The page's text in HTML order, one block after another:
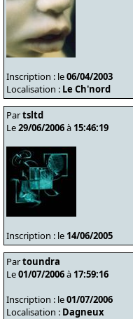
Inscription : le06/04/2003
Localisation : Le Ch'nord
Partsltd
Le29/06/2006à 15:46:19
Inscription : le 14/06/2005
Partoundra
Le01/07/2006à 17:59:16
Inscription : le01/07/2006
Localisation : Dagneux